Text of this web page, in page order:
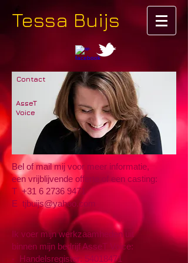
Tessa Buijs
Contact
AsseT
Voice
Bel of mail mij voor meer informatie,
een vrijblijvende offerte of een casting:
T+31 6 2736 9471
E tjbuijs@yahoo.com
​Ik voer mijn werkzaamheden uit
binnen mijn bedrijf AsseT Voice:
- Handelsregister:54018471